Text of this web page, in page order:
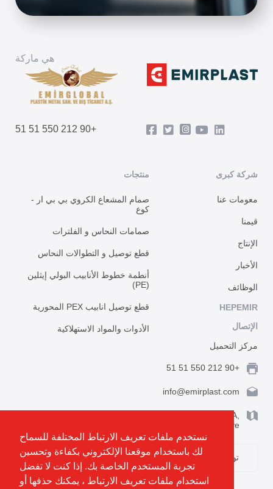
نستخدم ملفات تعريف الارتباط المختلفة للسماح
لك باستخدام موقعنا الإلكتروني بكفاءة وتحسين
تجربة المستخدم الخاصة بك. إذا كنت لا تفضل
استخدام ملفات تعريف الارتباط ، يمكنك حذفها أو
هي ماركة
+90 212 550 51 51
شركة كبرى
معومات عنا
قيمنا
الإنتاج
الأخبار
الوظائف
HEPEMIR
الإتصال
مركز التحميل
منتجات
صمام المشعاع الكروي بي بي ار -
كوع
صمامات النحاس و الفلترات
قطع توصيل و التطوالات النحاس
أنطمة خطوط الأنابيب البولي إيثلين
(PE)
قطع توصيل انابيب PEX المحورية
الأدوات والمواد الاستهلاكية
+90 212 550 51 51
info@emirplast.com
Topçular Mh. Rami Kışla Cad. İncirlik Sok. No.16A,
Eyüpsultan 34055 İstanbul / Türkiye
توضيح الطريق